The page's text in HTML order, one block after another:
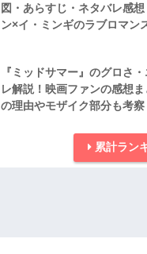
図・あらすじ・ネタバレ感
ン×イ・ミンギのラブロマン
『ミッドサマー』のグロさ
レ解説！映画ファンの感想
の理由やモザイク部分も考察
累計ラン